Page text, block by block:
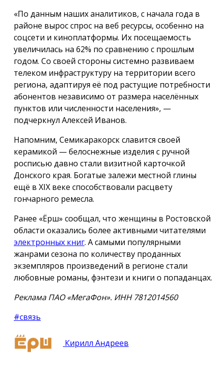
«По данным наших аналитиков, с начала года в
районе вырос спрос на веб ресурсы, особенно на
соцсети и киноплатформы. Их посещаемость
увеличилась на 62% по сравнению с прошлым
годом. Со своей стороны системно развиваем
телеком инфраструктуру на территории всего
региона, адаптируя её под растущие потребности
абонентов независимо от размера населённых
пунктов или численности населения», —
подчеркнул Алексей Иванов.
Напомним, Семикаракорск славится своей
керамикой — белоснежные изделия с ручной
росписью давно стали визитной карточкой
Донского края. Богатые залежи местной глины
ещё в XIX веке способствовали расцвету
гончарного ремесла.
Ранее «Ёрш» сообщал, что женщины в Ростовской
области оказались более активными читателями
электронных книг. А самыми популярными
жанрами сезона по количеству проданных
экземпляров произведений в регионе стали
любовные романы, фэнтези и книги о попаданцах.
Реклама ПАО «МегаФон». ИНН 7812014560
#связь
Кирилл Андреев